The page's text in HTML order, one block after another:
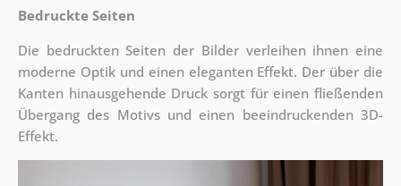
Bedruckte Seiten
Die bedruckten Seiten der Bilder verleihen ihnen eine
moderne Optik und einen eleganten Effekt. Der über die
Kanten hinausgehende Druck sorgt für einen fließenden
Übergang des Motivs und einen beeindruckenden 3D-
Effekt.